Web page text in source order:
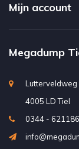
Mijn account
Megadump
Lutterveldweg
4005 LD Tiel
0344 - 621186